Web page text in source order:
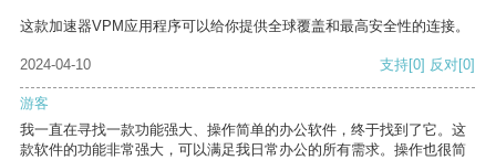
这款加速器VPM应用程序可以给你提供全球覆盖和最高安全性的连接。
2024-04-10 支持[0] 反对[0]
游客
我一直在寻找一款功能强大、操作简单的办公软件，终于找到了它。这
款软件的功能非常强大，可以满足我日常办公的所有需求。操作也很简